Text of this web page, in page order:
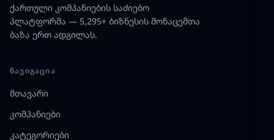
ქართული კომპანიების საძიებო
პლატფორმა — 5,295+ ბიზნესის მონაცემთა
ბაზა ერთ ადგილას.
ᲜᲐᲕᲘᲒᲐᲪᲘᲐ
მთავარი
კომპანიები
კატეგორიები